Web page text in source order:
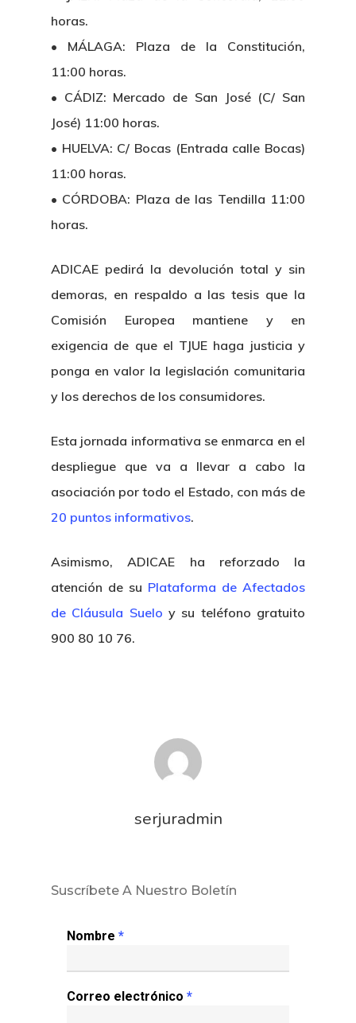
horas.
• MÁLAGA: Plaza de la Constitución,
11:00 horas.
• CÁDIZ: Mercado de San José (C/ San
José) 11:00 horas.
• HUELVA: C/ Bocas (Entrada calle Bocas)
11:00 horas.
• CÓRDOBA: Plaza de las Tendilla 11:00
horas.
ADICAE pedirá la devolución total y sin
demoras, en respaldo a las tesis que la
Comisión Europea mantiene y en
exigencia de que el TJUE haga justicia y
ponga en valor la legislación comunitaria
y los derechos de los consumidores.
Esta jornada informativa se enmarca en el
despliegue que va a llevar a cabo la
asociación por todo el Estado, con más de
20 puntos informativos.
Asimismo, ADICAE ha reforzado la
atención de su Plataforma de Afectados
de Cláusula Suelo y su teléfono gratuito
900 80 10 76.
serjuradmin
Suscríbete A Nuestro Boletín
Nombre *
Correo electrónico *